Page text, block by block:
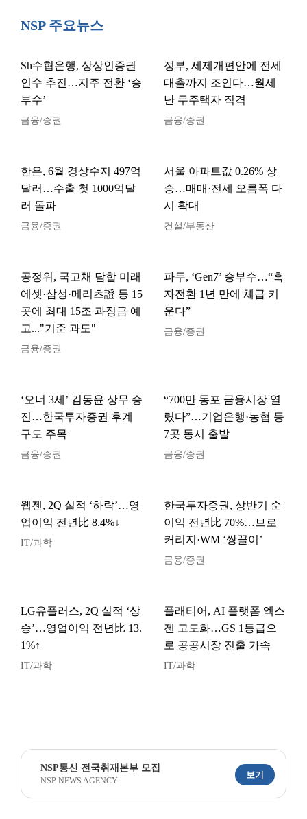
NSP 주요뉴스
Sh수협은행, 상상인증권
인수 추진…지주 전환 ‘승
부수’
금융/증권
정부, 세제개편안에 전세
대출까지 조인다…월세
난 무주택자 직격
금융/증권
한은, 6월 경상수지 497억
달러…수출 첫 1000억달
러 돌파
금융/증권
서울 아파트값 0.26% 상
승…매매·전세 오름폭 다
시 확대
건설/부동산
공정위, 국고채 담합 미래
에셋·삼성·메리츠證 등 15
곳에 최대 15조 과징금 예
고..."기준 과도"
금융/증권
파두, ‘Gen7’ 승부수…“흑
자전환 1년 만에 체급 키
운다”
금융/증권
‘오너 3세’ 김동윤 상무 승
진…한국투자증권 후계
구도 주목
금융/증권
“700만 동포 금융시장 열
렸다”…기업은행·농협 등
7곳 동시 출발
금융/증권
웹젠, 2Q 실적 ‘하락’…영
업이익 전년比 8.4%↓
IT/과학
한국투자증권, 상반기 순
이익 전년比 70%…브로
커리지·WM ‘쌍끌이’
금융/증권
LG유플러스, 2Q 실적 ‘상
승’…영업이익 전년比 13.
1%↑
IT/과학
플래티어, AI 플랫폼 엑스
젠 고도화…GS 1등급으
로 공공시장 진출 가속
IT/과학
NSP통신 전국취재본부 모집
NSP NEWS AGENCY
보기